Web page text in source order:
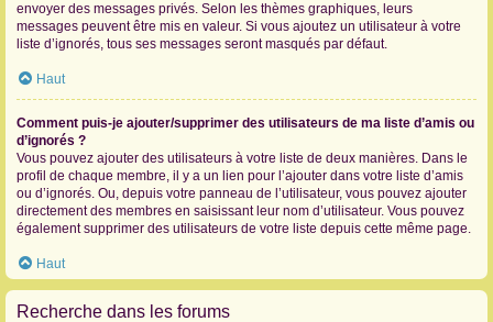
envoyer des messages privés. Selon les thèmes graphiques, leurs
messages peuvent être mis en valeur. Si vous ajoutez un utilisateur à votre
liste d’ignorés, tous ses messages seront masqués par défaut.
Haut
Comment puis-je ajouter/supprimer des utilisateurs de ma liste d’amis ou
d’ignorés ?
Vous pouvez ajouter des utilisateurs à votre liste de deux manières. Dans le
profil de chaque membre, il y a un lien pour l’ajouter dans votre liste d’amis
ou d’ignorés. Ou, depuis votre panneau de l’utilisateur, vous pouvez ajouter
directement des membres en saisissant leur nom d’utilisateur. Vous pouvez
également supprimer des utilisateurs de votre liste depuis cette même page.
Haut
Recherche dans les forums